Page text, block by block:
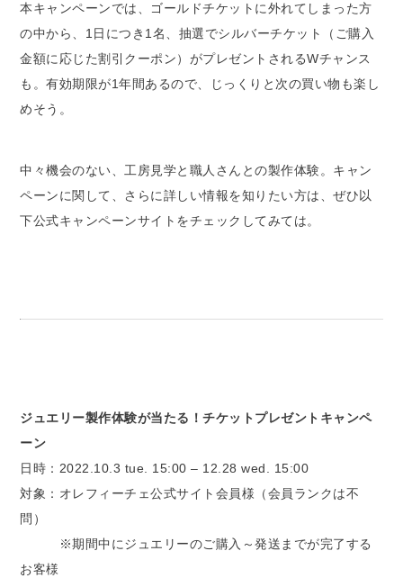
本キャンペーンでは、ゴールドチケットに外れてしまった方
の中から、1日につき1名、抽選でシルバーチケット（ご購入
金額に応じた割引クーポン）がプレゼントされるWチャンス
も。有効期限が1年間あるので、じっくりと次の買い物も楽し
めそう。
中々機会のない、工房見学と職人さんとの製作体験。キャン
ペーンに関して、さらに詳しい情報を知りたい方は、ぜひ以
下公式キャンペーンサイトをチェックしてみては。
ジュエリー製作体験が当たる！チケットプレゼントキャンペ
ーン
日時：2022.10.3 tue. 15:00 – 12.28 wed. 15:00
対象：オレフィーチェ公式サイト会員様（会員ランクは不
問）
※期間中にジュエリーのご購入～発送までが完了する
お客様